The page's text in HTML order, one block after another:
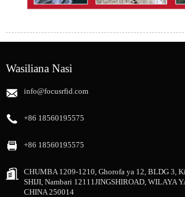
Wasiliana Nasi
info@focusrfid.com
+86 18560195575
+86 18560195575
CHUMBA 1209-1210, Ghorofa ya 12, BLDG 3,
SHIJI, Nambari 12111JINGSHIROAD, WILAYA
CHINA 250014